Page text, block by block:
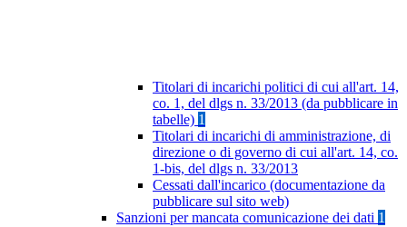
Titolari di incarichi politici di cui all'art. 14,
co. 1, del dlgs n. 33/2013 (da pubblicare in
tabelle) 1
Titolari di incarichi di amministrazione, di
direzione o di governo di cui all'art. 14, co.
1-bis, del dlgs n. 33/2013
Cessati dall'incarico (documentazione da
pubblicare sul sito web)
Sanzioni per mancata comunicazione dei dati 1